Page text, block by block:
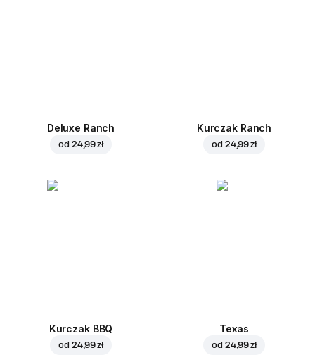
Deluxe Ranch
od 24,99 zł
Kurczak Ranch
od 24,99 zł
Kurczak BBQ
od 24,99 zł
Texas
od 24,99 zł